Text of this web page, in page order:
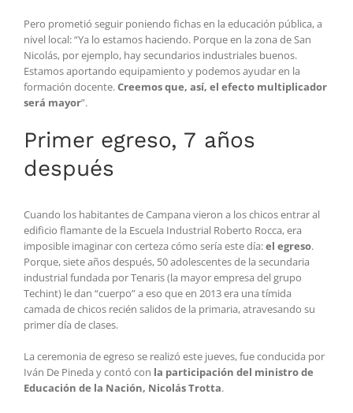
Pero prometió seguir poniendo fichas en la educación pública, a
nivel local: “Ya lo estamos haciendo. Porque en la zona de San
Nicolás, por ejemplo, hay secundarios industriales buenos.
Estamos aportando equipamiento y podemos ayudar en la
formación docente. Creemos que, así, el efecto multiplicador
será mayor”.
Primer egreso, 7 años
después
Cuando los habitantes de Campana vieron a los chicos entrar al
edificio flamante de la Escuela Industrial Roberto Rocca, era
imposible imaginar con certeza cómo sería este día:el egreso.
Porque, siete años después, 50 adolescentes de la secundaria
industrial fundada por Tenaris (la mayor empresa del grupo
Techint) le dan “cuerpo” a eso que en 2013 era una tímida
camada de chicos recién salidos de la primaria, atravesando su
primer día de clases.
La ceremonia de egreso se realizó este jueves, fue conducida por
Iván De Pineda y contó con la participación del ministro de
Educación de la Nación, Nicolás Trotta.